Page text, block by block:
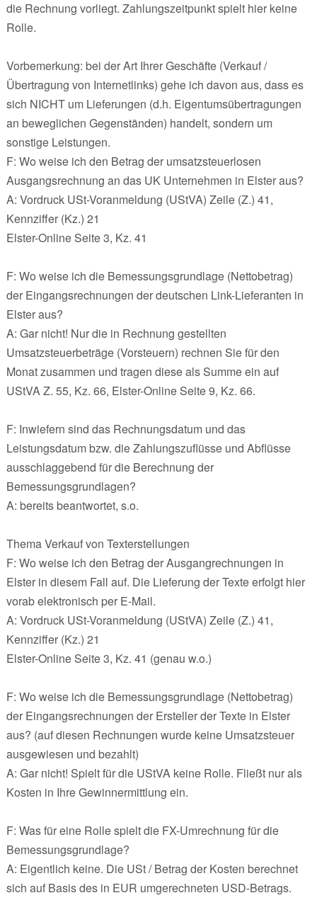
die Rechnung vorliegt. Zahlungszeitpunkt spielt hier keine
Rolle.
Vorbemerkung: bei der Art Ihrer Geschäfte (Verkauf /
Übertragung von Internetlinks) gehe ich davon aus, dass es
sich NICHT um Lieferungen (d.h. Eigentumsübertragungen
an beweglichen Gegenständen) handelt, sondern um
sonstige Leistungen.
F: Wo weise ich den Betrag der umsatzsteuerlosen
Ausgangsrechnung an das UK Unternehmen in Elster aus?
A: Vordruck USt-Voranmeldung (UStVA) Zeile (Z.) 41,
Kennziffer (Kz.) 21
Elster-Online Seite 3, Kz. 41
F: Wo weise ich die Bemessungsgrundlage (Nettobetrag)
der Eingangsrechnungen der deutschen Link-Lieferanten in
Elster aus?
A: Gar nicht! Nur die in Rechnung gestellten
Umsatzsteuerbeträge (Vorsteuern) rechnen Sie für den
Monat zusammen und tragen diese als Summe ein auf
UStVA Z. 55, Kz. 66, Elster-Online Seite 9, Kz. 66.
F: Inwiefern sind das Rechnungsdatum und das
Leistungsdatum bzw. die Zahlungszuflüsse und Abflüsse
ausschlaggebend für die Berechnung der
Bemessungsgrundlagen?
A: bereits beantwortet, s.o.
Thema Verkauf von Texterstellungen
F: Wo weise ich den Betrag der Ausgangrechnungen in
Elster in diesem Fall auf. Die Lieferung der Texte erfolgt hier
vorab elektronisch per E-Mail.
A: Vordruck USt-Voranmeldung (UStVA) Zeile (Z.) 41,
Kennziffer (Kz.) 21
Elster-Online Seite 3, Kz. 41 (genau w.o.)
F: Wo weise ich die Bemessungsgrundlage (Nettobetrag)
der Eingangsrechnungen der Ersteller der Texte in Elster
aus? (auf diesen Rechnungen wurde keine Umsatzsteuer
ausgewiesen und bezahlt)
A: Gar nicht! Spielt für die UStVA keine Rolle. Fließt nur als
Kosten in Ihre Gewinnermittlung ein.
F: Was für eine Rolle spielt die FX-Umrechnung für die
Bemessungsgrundlage?
A: Eigentlich keine. Die USt / Betrag der Kosten berechnet
sich auf Basis des in EUR umgerechneten USD-Betrags.